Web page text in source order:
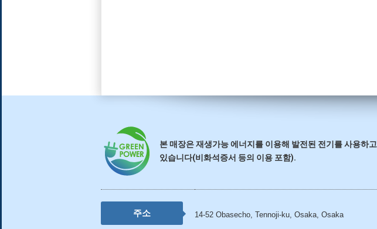
본 매장은 재생가능 에너지를 이용해 발전된 전기를 사용하고
있습니다(비화석증서 등의 이용 포함).
주소 14-52 Obasecho, Tennoji-ku, Osaka, Osaka